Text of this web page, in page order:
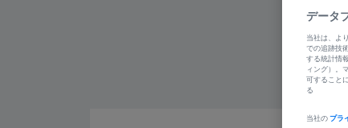
データ
当社は、よ
での追跡技
する統計情
ィング）。
可すること
る
当社のプラ